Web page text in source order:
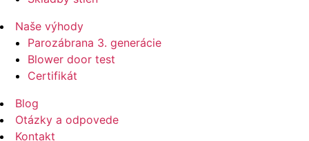
Naše výhody
Parozábrana 3. generácie
Blower door test
Certifikát
Blog
Otázky a odpovede
Kontakt